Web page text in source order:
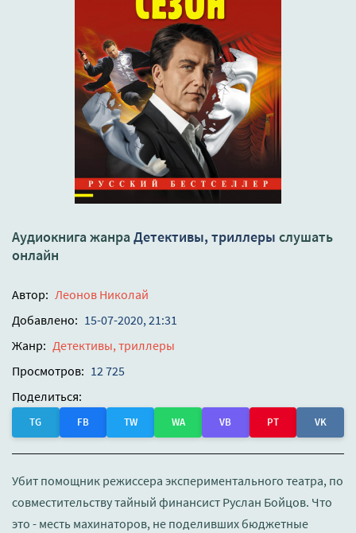
Аудиокнига жанра Детективы, триллеры слушать
онлайн
Автор: Леонов Николай
Добавлено: 15-07-2020, 21:31
Жанр: Детективы, триллеры
Просмотров: 12 725
Поделиться:
TG FB TW WA VB PT VK
Убит помощник режиссера экспериментального театра, по
совместительству тайный финансист Руслан Бойцов. Что
это - месть махинаторов, не поделивших бюджетные